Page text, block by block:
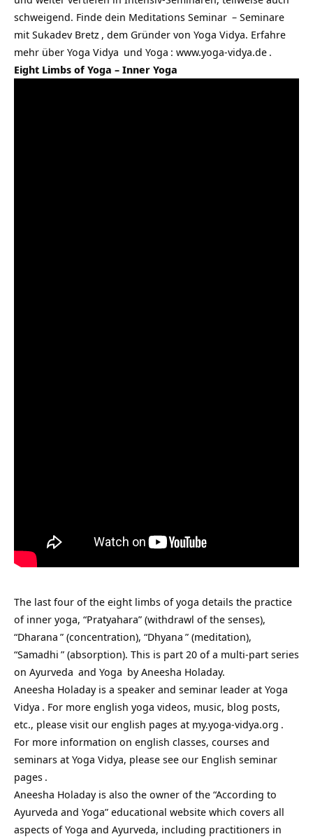
schweigend. Finde dein Meditations Seminar – Seminare
mit Sukadev Bretz , dem Gründer von Yoga Vidya. Erfahre
mehr über Yoga Vidya und Yoga : www.yoga-vidya.de .
Eight Limbs of Yoga – Inner Yoga
The last four of the eight limbs of yoga details the practice
of inner yoga, “Pratyahara” (withdrawl of the senses),
“Dharana ” (concentration), “Dhyana ” (meditation),
“Samadhi ” (absorption). This is part 20 of a multi-part series
on Ayurveda and Yoga by Aneesha Holaday.
Aneesha Holaday is a speaker and seminar leader at Yoga
Vidya . For more english yoga videos, music, blog posts,
etc., please visit our english pages at my.yoga-vidya.org .
For more information on english classes, courses and
seminars at Yoga Vidya, please see our English seminar
pages .
Aneesha Holaday is also the owner of the “According to
Ayurveda and Yoga” educational website which covers all
aspects of Yoga and Ayurveda, including practitioners in